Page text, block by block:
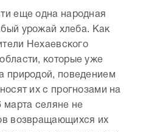
еще одна народная
урожай хлеба. Как
Нехаевского
которые уже
природой, поведением
их с прогнозами на
марта селяне не
возвращающихся их